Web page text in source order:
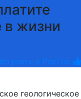
в жизни
в РосГео
геологическое